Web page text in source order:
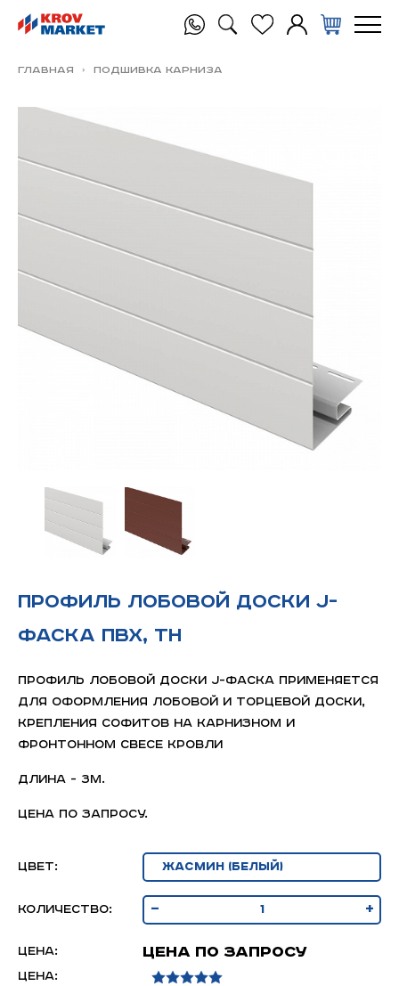
Главная Подшивка карниза
Профиль лобовой доски J-
фаска ПВХ, ТН
Профиль лобовой доски J-фаска применяется
для оформления лобовой и торцевой доски,
крепления софитов на карнизном и
фронтонном свесе кровли
Длина - 3м.
Цена по запросу.
Цвет:
Количество: - +
Цена: Цена по запросу
Цена: